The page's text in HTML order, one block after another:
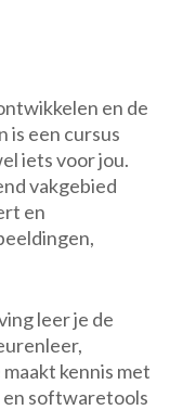
en de
is een cursus
iets voor jou.
vakgebied
en
leer je de
kennis met
softwaretools